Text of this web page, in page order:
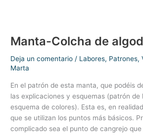
Manta-Colcha de
Deja un comentario / Labores, Patrones,
Marta
En el patrón de esta manta, que podéis
las explicaciones y esquemas (patrón de
esquema de colores). Esta es, en
que se utilizan los puntos más básicos.
complicado sea el punto de cangrejo